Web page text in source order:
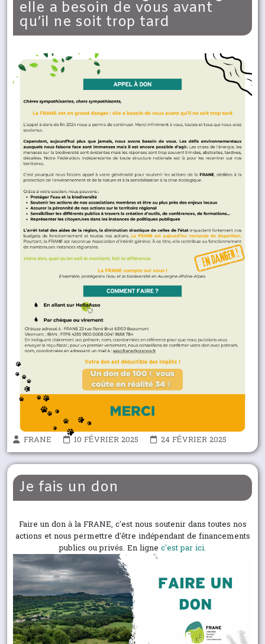
elle a besoin de vous avant
qu’il ne soit trop tard
FRANE 10 FÉVRIER 2025 24 FÉVRIER 2025
Je fais un don
Faire un don à la FRANE, c'est nous soutenir dans toutes nos
actions et nous permettre d'être indépendant de financements
publics ou privés. En ligne c'est par ici.